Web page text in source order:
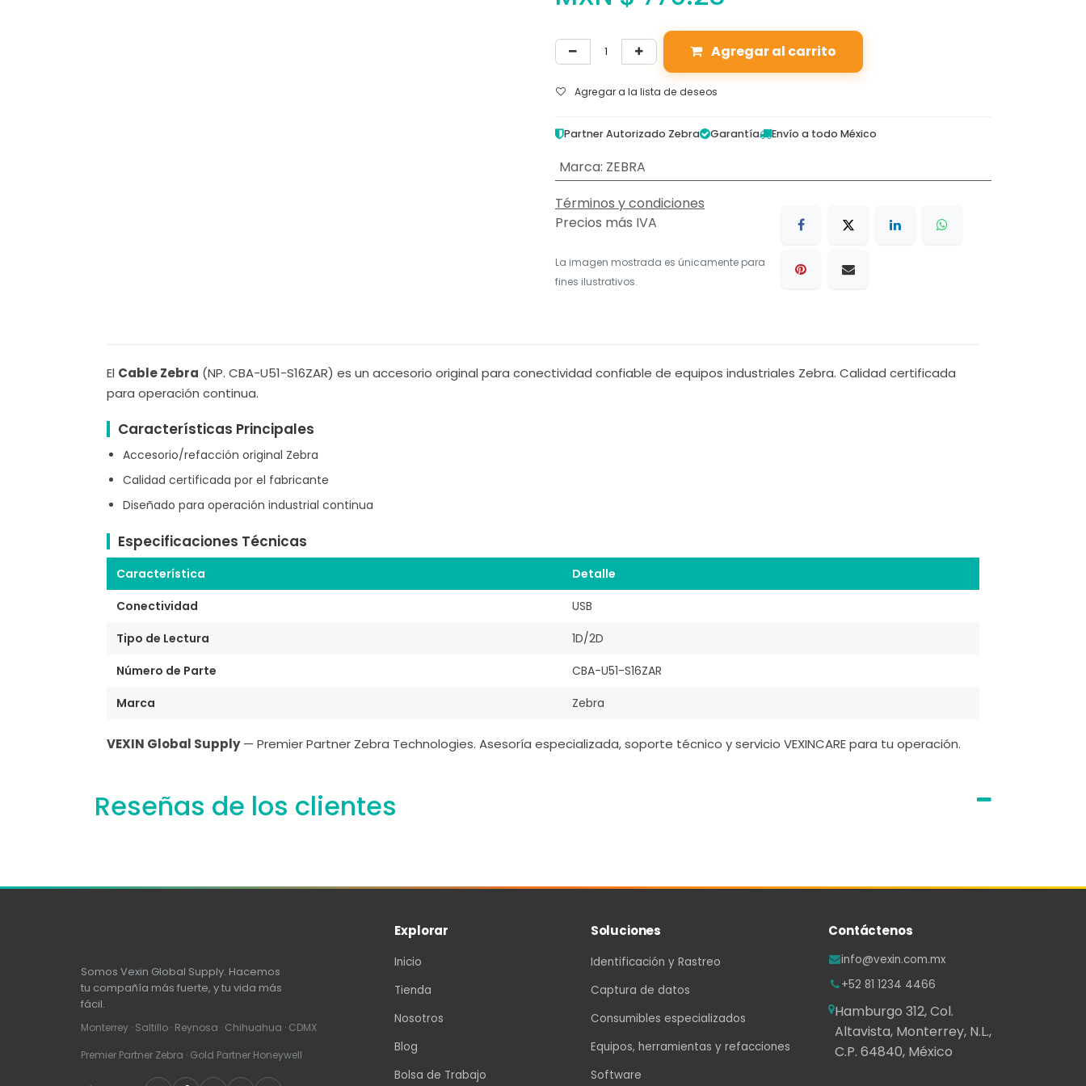
Agregar al carrito
Agregar a la lista de deseos
Partner Autorizado Zebra Garantía Envío a todo México
Marca: ZEBRA
Términos y condiciones
Precios más IVA
La imagen mostrada es únicamente para
fines ilustrativos.
El Cable Zebra (NP. CBA-U51-S16ZAR) es un accesorio original para conectividad confiable de equipos industriales Zebra. Calidad certificada
para operación continua.
Características Principales
Accesorio/refacción original Zebra
Calidad certificada por el fabricante
Diseñado para operación industrial continua
Especificaciones Técnicas
Característica
Detalle
Conectividad
USB
Tipo de Lectura
1D/2D
Número de Parte
CBA-U51-S16ZAR
Marca
Zebra
VEXIN Global Supply— Premier Partner Zebra Technologies. Asesoría especializada, soporte técnico y servicio VEXINCARE para tu operación.
Reseñas de los clientes
Somos Vexin Global Supply. Hacemos
tu compañía más fuerte, y tu vida más
fácil.
Monterrey · Saltillo · Reynosa · Chihuahua · CDMX
Premier Partner Zebra · Gold Partner Honeywell
Explorar
Inicio
Tienda
Nosotros
Blog
Bolsa de Trabajo
Soluciones
Identificación y Rastreo
Captura de datos
Consumibles especializados
Equipos, herramientas y refacciones
Software
Contáctenos
info@vexin.com.mx
+52 81 1234 4466
Hamburgo 312, Col.
Altavista, Monterrey, N.L.,
C.P. 64840, México